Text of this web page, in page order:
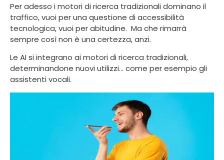
Per adesso i motori di ricerca tradizionali dominano il
traffico, vuoi per una questione di accessibilità
tecnologica, vuoi per abitudine. Ma che rimarrà
sempre così non è una certezza, anzi.
Le AI si integrano ai motori di ricerca tradizionali,
determinandone nuovi utilizzi… come per esempio gli
assistenti vocali.